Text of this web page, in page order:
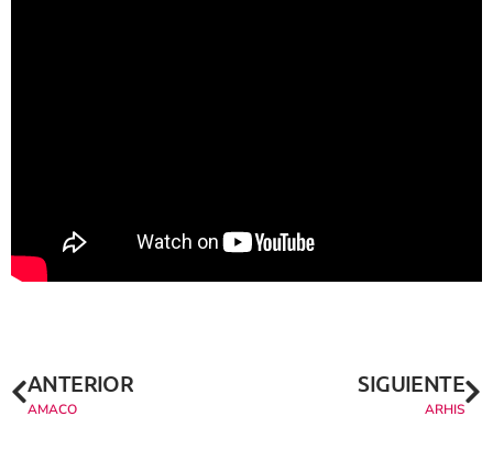
ANTERIOR
AMACO
SIGUIENTE
ARHIS